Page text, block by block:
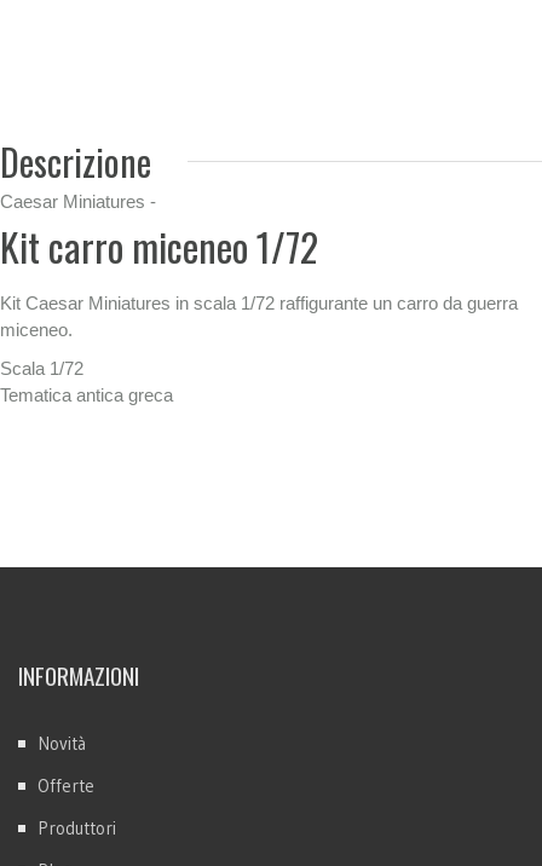
Descrizione
Caesar Miniatures -
Kit carro miceneo 1/72
Kit Caesar Miniatures in scala 1/72 raffigurante un carro da guerra
miceneo.
Scala 1/72
Tematica antica greca
INFORMAZIONI
Novità
Offerte
Produttori